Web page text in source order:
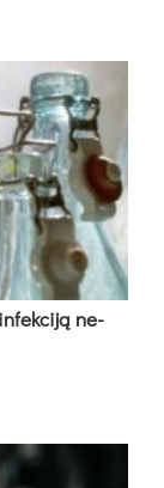
ne­